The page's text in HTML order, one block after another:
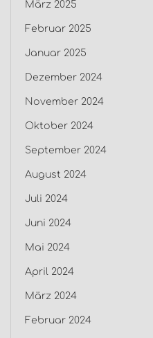
März 2025
Februar 2025
Januar 2025
Dezember 2024
November 2024
Oktober 2024
September 2024
August 2024
Juli 2024
Juni 2024
Mai 2024
April 2024
März 2024
Februar 2024